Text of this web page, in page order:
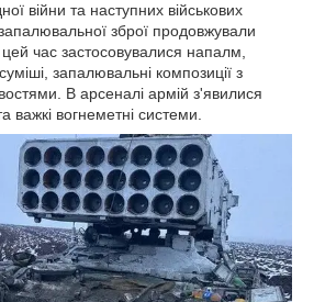
війни та наступних військових
запалювальної зброї продовжували
час застосовувалися напалм,
запалювальні композиції з
В арсеналі армій з'явилися
важкі вогнеметні системи.